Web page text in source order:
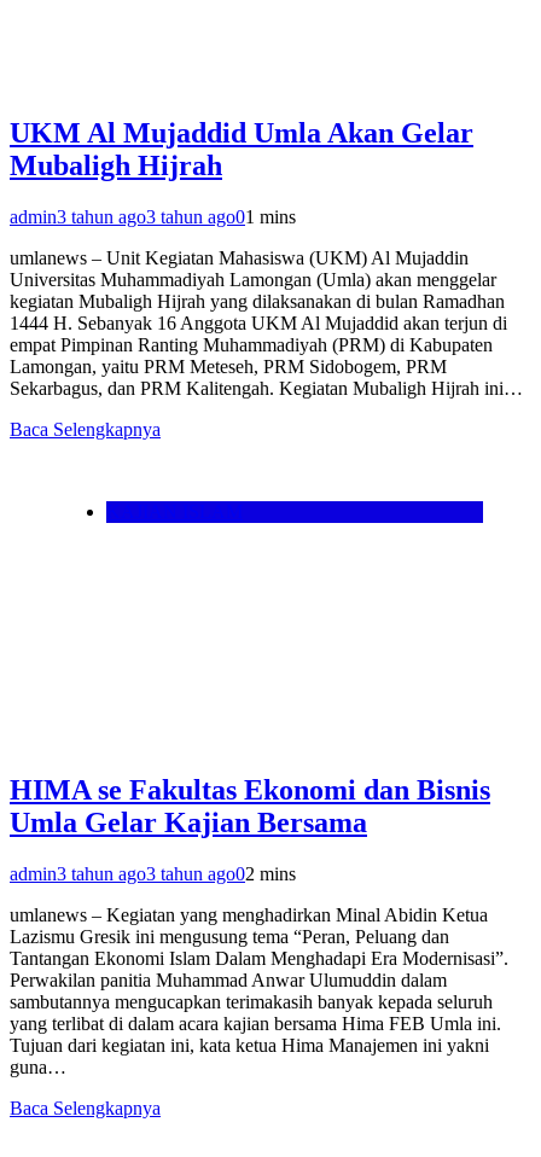
UKM Al Mujaddid Umla Akan Gelar
Mubaligh Hijrah
admin3 tahun ago3 tahun ago01 mins
umlanews – Unit Kegiatan Mahasiswa (UKM) Al Mujaddin
Universitas Muhammadiyah Lamongan (Umla) akan menggelar
kegiatan Mubaligh Hijrah yang dilaksanakan di bulan Ramadhan
1444 H. Sebanyak 16 Anggota UKM Al Mujaddid akan terjun di
empat Pimpinan Ranting Muhammadiyah (PRM) di Kabupaten
Lamongan, yaitu PRM Meteseh, PRM Sidobogem, PRM
Sekarbagus, dan PRM Kalitengah. Kegiatan Mubaligh Hijrah ini…
Baca Selengkapnya
HIMA se Fakultas Ekonomi dan Bisnis
Umla Gelar Kajian Bersama
admin3 tahun ago3 tahun ago02 mins
umlanews – Kegiatan yang menghadirkan Minal Abidin Ketua
Lazismu Gresik ini mengusung tema “Peran, Peluang dan
Tantangan Ekonomi Islam Dalam Menghadapi Era Modernisasi”.
Perwakilan panitia Muhammad Anwar Ulumuddin dalam
sambutannya mengucapkan terimakasih banyak kepada seluruh
yang terlibat di dalam acara kajian bersama Hima FEB Umla ini.
Tujuan dari kegiatan ini, kata ketua Hima Manajemen ini yakni
guna…
Baca Selengkapnya